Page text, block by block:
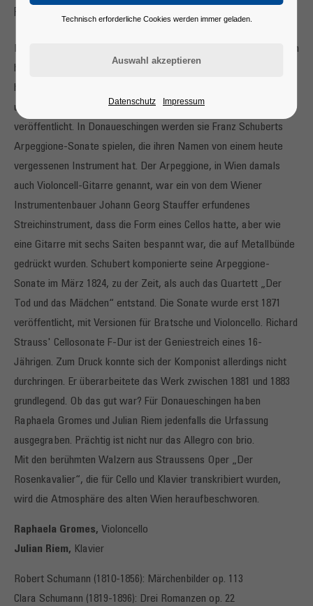
Preziosen der Kammermusik
Die Cellistin Raphaela Gromes und der Pianist Julian Riem sind ein
hervorragend eingespieltes Kammermusik-Team. Die beiden
haben in den vergangenen fünf Jahren das Repertoire für Cello
und Klavier weit erkundet und dabei fünf CDs zusammen
veröffentlicht. In Donaueschingen werden sie Franz Schuberts
Arpeggione-Sonate spielen, die ihren Namen von einem heute
vergessenen Instrument hat. Der Arpeggione, in Wien damals
auch Violoncell-Gitarre genannt, war ein von dem Wiener
Instrumentenbauer Johann Georg Stauffer erfundenes
Streichinstrument, dass die Form eines Cellos hatte, aber wie
eine Gitarre mit sechs Saiten bespannt war, die auf Metallbünde
gedrückt wurden. Schubert komponierte seine Arpeggione-
Sonate im März 1824, zu der Zeit, als auch das Quartett „Der
Tod und das Mädchen“ entstand. Die Sonate wurde erst 1871
veröffentlicht, mit Versionen für Bratsche und Violoncello. Richard
Strauss' Cellosonate F-Dur ist der Geniestreich eines 16-
Jährigen. Zum Druck konnte sich der Komponist allerdings nicht
durchringen. Er überarbeitete das Werk zwischen 1881 und 1883
grundlegend. Ob das gut war? Für Donaueschingen haben
Raphaela Gromes und Julian Riem jedenfalls die Urfassung
ausgegraben. Prächtig ist nicht nur das Allegro con brio.
Mit den berühmten Walzern aus Straussens Oper „Der
Rosenkavalier“, die für Cello und Klavier transkribiert wurden,
wird die Atmosphäre des alten Wien heraufbeschworen.
Raphaela Gromes, Violoncello
Julian Riem, Klavier
Robert Schumann (1810-1856): Märchenbilder op. 113
Clara Schumann (1819-1896): Drei Romanzen op. 22
Technisch erforderliche Cookies werden immer geladen.
Datenschutz Impressum